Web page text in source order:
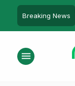
Breaking News
menu